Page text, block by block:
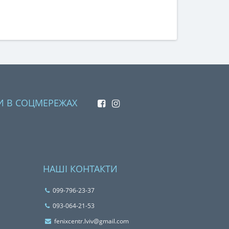
В СОЦМЕРЕЖАХ
НАШІ КОНТАКТИ
099-796-23-37
093-064-21-53
fenixcentr.lviv@gmail.com